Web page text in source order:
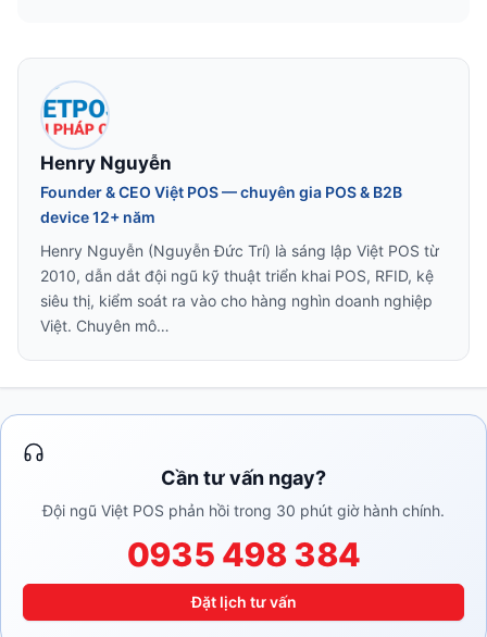
Henry Nguyễn
Founder & CEO Việt POS — chuyên gia POS & B2B
device 12+ năm
Henry Nguyễn (Nguyễn Đức Trí) là sáng lập Việt POS từ
2010, dẫn dắt đội ngũ kỹ thuật triển khai POS, RFID, kệ
siêu thị, kiểm soát ra vào cho hàng nghìn doanh nghiệp
Việt. Chuyên mô…
Cần tư vấn ngay?
Đội ngũ Việt POS phản hồi trong 30 phút giờ hành chính.
0935 498 384
Đặt lịch tư vấn